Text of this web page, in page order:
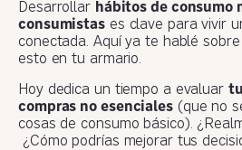
Desarrollar hábitos de consumo
consumistases clave para vivir
conectada. Aquí ya te hablé
esto en tu armario.
Hoy dedica un tiempo a evaluar
compras no esenciales(que no
cosas de consumo básico).
¿Cómo podrías mejorar tus